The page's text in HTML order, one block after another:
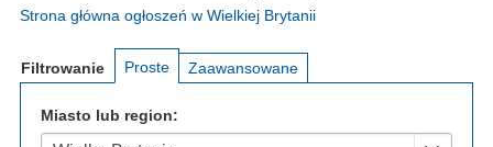
Strona główna ogłoszeń w Wielkiej Brytanii
Filtrowanie Proste Zaawansowane
Miasto lub region: